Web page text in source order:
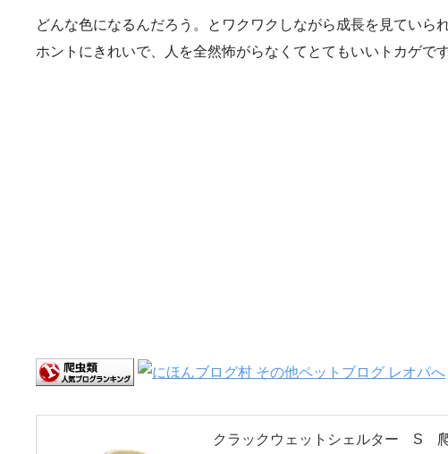
どんな色になるんだろう。とワクワクしながら成長を見ていら
ホントにきれいで、人を全然怖がらなくてとてもいいトカゲです
クラックウェットシェルター S